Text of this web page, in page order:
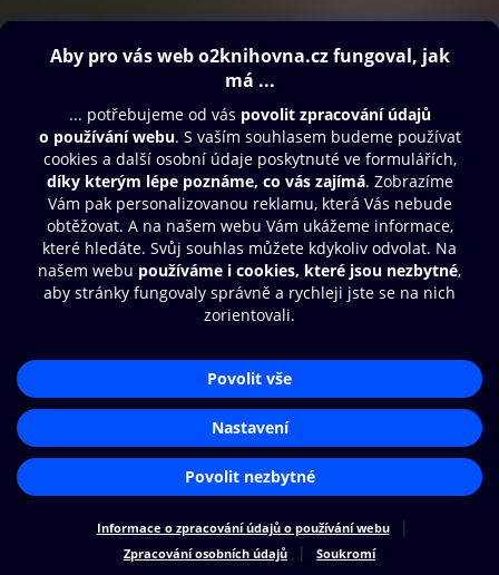
Obsah ke stažení
Další zábava
© O2 Czech Republic a.s.
Nákupní řád
Přístupnost
Cookies
Nastavení cookies
Aplikace O2 Knihovna
Čti a poslouchej své e-knihy a
audioknihy rychleji a pohodlněji.